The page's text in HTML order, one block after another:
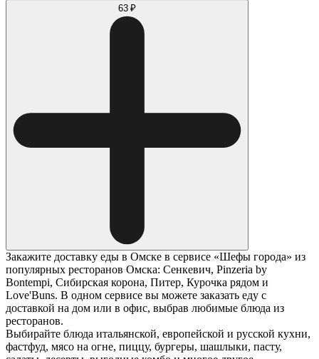
63 ₽
Закажите доставку еды в Омске в сервисе «Шефы города» из
популярных ресторанов Омска: Сенкевич, Pinzeria by
Bontempi, Сибирская корона, Питер, Курочка рядом и
Love'Buns. В одном сервисе вы можете заказать еду с
доставкой на дом или в офис, выбрав любимые блюда из
ресторанов.
Выбирайте блюда итальянской, европейской и русской кухни,
фастфуд, мясо на огне, пиццу, бургеры, шашлыки, пасту,